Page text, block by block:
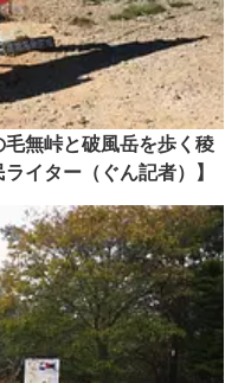
無峠と破風岳を歩く稜
イター（ぐん記者）】